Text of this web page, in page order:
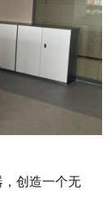
创造一个无